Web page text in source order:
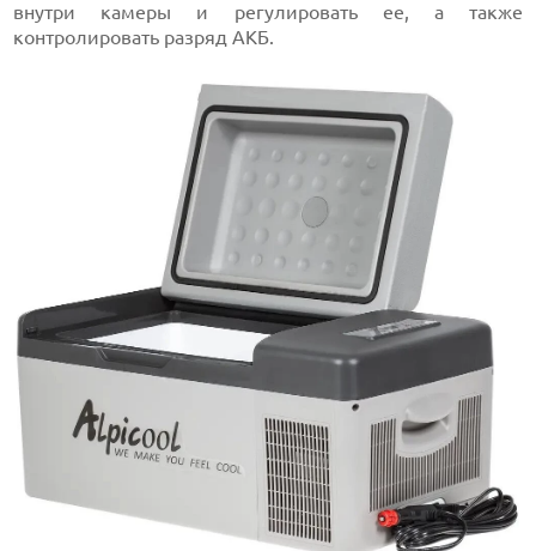
внутри камеры и регулировать ее, а также
контролировать разряд АКБ.